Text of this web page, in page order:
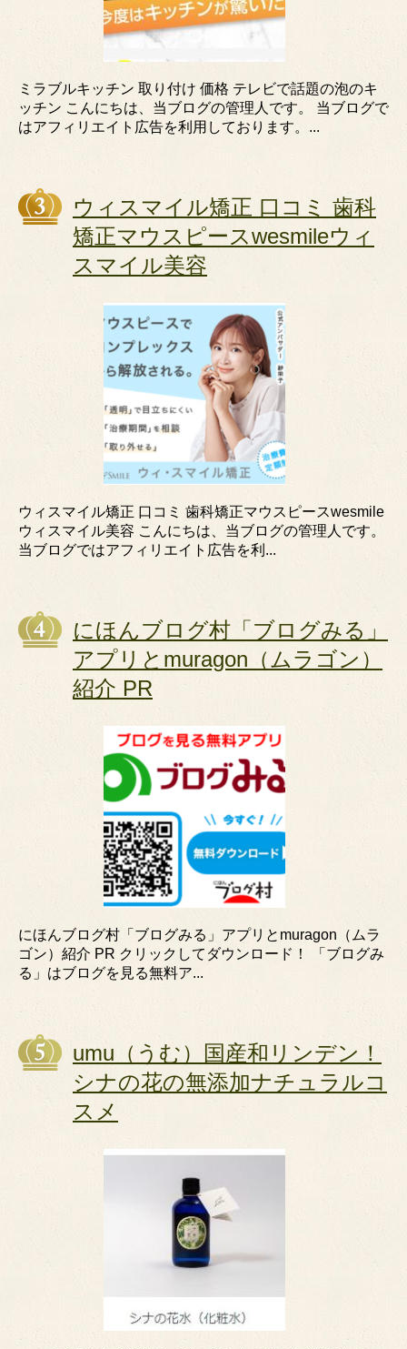
ミラブルキッチン 取り付け 価格 テレビで話題の泡のキ
ッチン こんにちは、当ブログの管理人です。 当ブログで
はアフィリエイト広告を利用しております。...
ウィスマイル矯正 口コミ 歯科
矯正マウスピースwesmileウィ
スマイル美容
ウィスマイル矯正 口コミ 歯科矯正マウスピースwesmile
ウィスマイル美容 こんにちは、当ブログの管理人です。
当ブログではアフィリエイト広告を利...
にほんブログ村「ブログみる」
アプリとmuragon（ムラゴン）
紹介 PR
にほんブログ村「ブログみる」アプリとmuragon（ムラ
ゴン）紹介 PR クリックしてダウンロード！ 「ブログみ
る」はブログを見る無料ア...
umu（うむ）国産和リンデン！
シナの花の無添加ナチュラルコ
スメ